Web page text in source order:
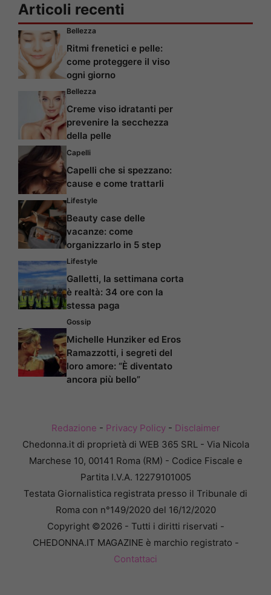
Articoli recenti
Bellezza
Ritmi frenetici e pelle:
come proteggere il viso
ogni giorno
Bellezza
Creme viso idratanti per
prevenire la secchezza
della pelle
Capelli
Capelli che si spezzano:
cause e come trattarli
Lifestyle
Beauty case delle
vacanze: come
organizzarlo in 5 step
Lifestyle
Galletti, la settimana corta
è realtà: 34 ore con la
stessa paga
Gossip
Michelle Hunziker ed Eros
Ramazzotti, i segreti del
loro amore: “È diventato
ancora più bello”
Redazione - Privacy Policy- Disclaimer
Chedonna.it di proprietà di WEB 365 SRL - Via Nicola
Marchese 10, 00141 Roma (RM) - Codice Fiscale e
Partita I.V.A. 12279101005
Testata Giornalistica registrata presso il Tribunale di
Roma con n°149/2020 del 16/12/2020
Copyright ©2026 - Tutti i diritti riservati -
CHEDONNA.IT MAGAZINE è marchio registrato -
Contattaci